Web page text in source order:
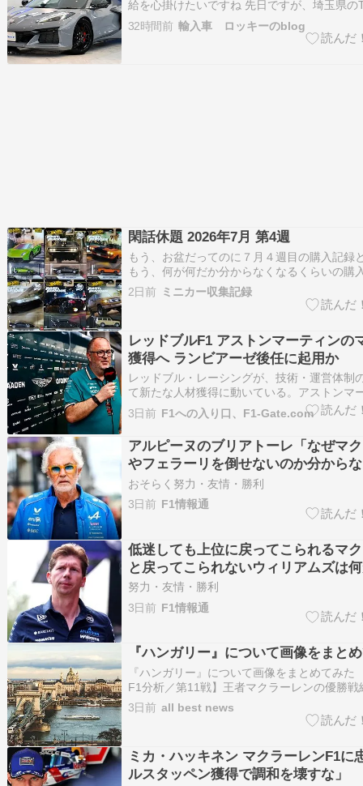
給を心掛けたいですね 先日ですが、埼玉県の
ット Z06をご成約いただきました お車を探し
度ご来店いただいており、色を大変気に入っ
した 他の車種も検討されておりましたので、
32時間前 輸入車 ロッキーのblog
閑話休題 2026年7月 第4週
もう、お盆だってのに７月４週目の購入記録
もう、何が何だか分からなくなるくらいの購
んにも呆れられてます(笑) 先ずは、ホットウ
スピアソです。今回は、気合いを入れて並び
をゲット出来ましたが・・・あまり通常のと
2日前 ミニカー収集記録
レッドブルF1 アストンマーティンの
獲得へ ランビアーゼ後任に起用か
レッドブル・レーシングが、技術・運営体制
て新たな人材獲得に動いている。アストンマ
年にわたって要職を務めてきたトム・マッカ
スエンジニアリング部門の責任者として迎え
いう。 マッカローは2026年末をもってアス
を離れることが…
3日前 F1への入り口、F1-Gate.com
アルピーヌのブリアトーレ「なぜマ
やフェラーリを倒せないのか分から
前はできたのに」
おそらく努力・友情・勝利
3日前 F1情報通
低迷しても上位に戻ってこられるマ
と戻ってこられないウィリアムズは
努力・友情・勝利
3日前 F1情報通
『ハンガリー』について画像をまと
『ハンガリー』について画像をまとめてみた
F1分析／第11戦】王者マクラーレンの優勝戦
戦で見えたトップ4チームの車両特性と強み
ったハンガリーGPは、決勝の戦略が各チー
ともあり、非常に面白いレースでした。サマ
3日前 all best news
ミカ・ハッキネン マクラーレンF1に
ルスタッペン獲得で調和を壊すな」